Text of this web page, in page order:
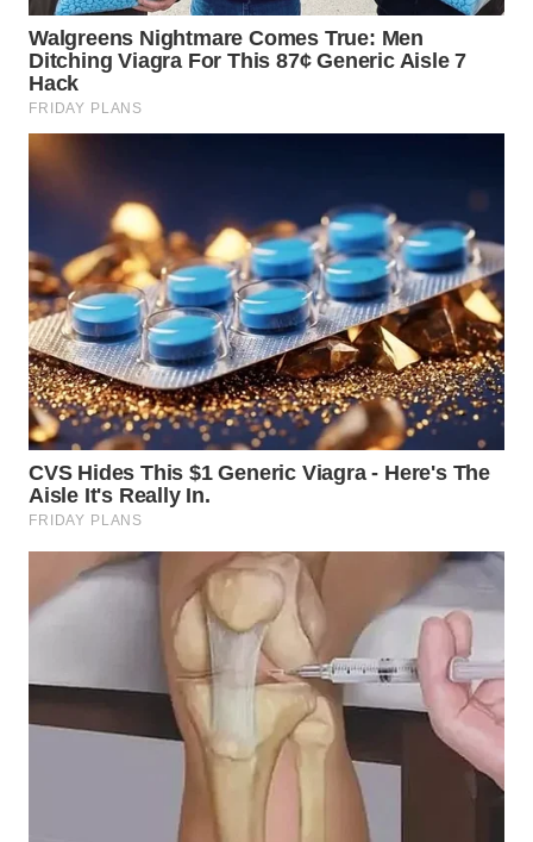
WN
MALUT
WN
DAIRI
WN
NIAS
WN
LANGKAT
WN
TAPANULI
SELATAN
WN
WN
KARO